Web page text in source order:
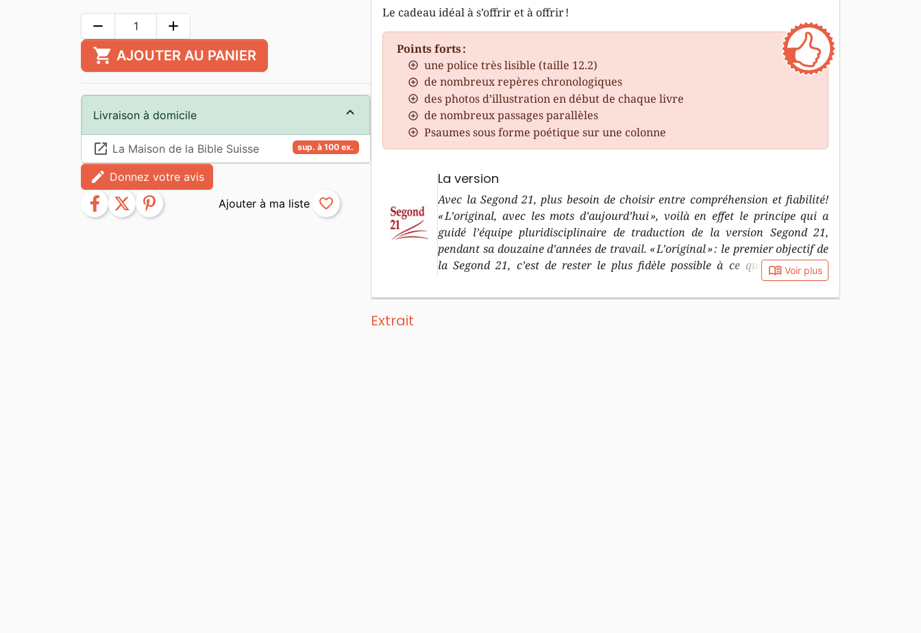
Le cadeau idéal à s’offrir et à offrir !
Points forts :
une police très lisible (taille 12.2)
de nombreux repères chronologiques
des photos d’illustration en début de chaque livre
de nombreux passages parallèles
Psaumes sous forme poétique sur une colonne
La version
Avec la Segond 21, plus besoin de choisir entre compréhension et fiabilité!
« L’original, avec les mots d’aujourd’hui », voilà en effet le principe qui a
guidé l’équipe pluridisciplinaire de traduction de la version Segond 21,
pendant sa douzaine d’années de travail. « L’original » : le premier objectif de
la Segond 21, c’est de rester le plus fidèle possible à ce que dit le texte
biblique dans les langues originales, c’est-à-dire l’hébreu et l’araméen pour
l’Ancien Testament, et le grec pour le Nouveau Testament. « Avec les mots
book_open Voir plus
Extrait
remove add
shopping_cart AJOUTER AU PANIER
Livraison à domicile
sup. à 100 ex.
launch La Maison de la Bible Suisse
edit Donnez votre avis
facebook twitter pinterest favorite_border